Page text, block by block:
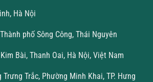
Hà Nội
phố Sông Công, Thái Nguyên
Bài, Thanh Oai, Hà Nội, Việt Nam
Trắc, Phường Minh Khai, TP. Hưng